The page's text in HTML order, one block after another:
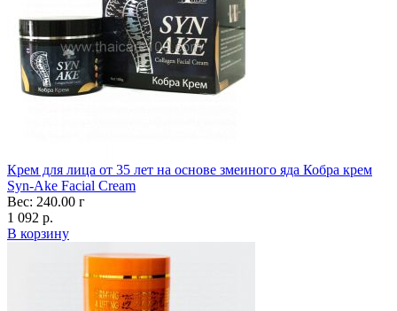
Крем для лица от 35 лет на основе змеиного яда Кобра крем
Syn-Ake Facial Cream
Вес: 240.00 г
1 092 р.
В корзину